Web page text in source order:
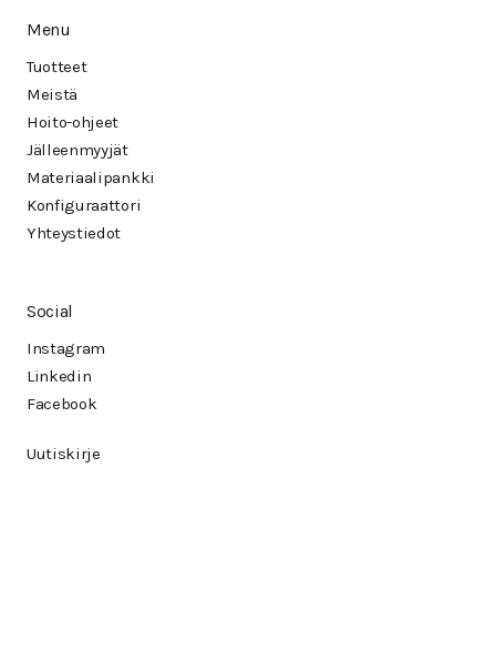
Menu
Tuotteet
Meistä
Hoito-ohjeet
Jälleenmyyjät
Materiaalipankki
Konfiguraattori
Yhteystiedot
Social
Instagram
Linkedin
Facebook
Uutiskirje